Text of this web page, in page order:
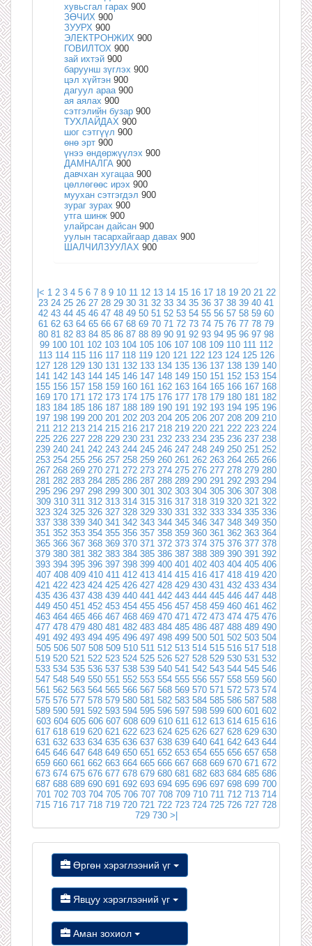
хувьсгал гарах 900
ЗӨЧИХ 900
ЗУУРХ 900
ЭЛЕКТРОНЖИХ 900
ГОВИЛТОХ 900
зай ихтэй 900
баруунш зүглэх 900
цэл хүйтэн 900
дагуул араа 900
ая аялах 900
сэтгэлийн бузар 900
ТУХЛАЙДАХ 900
шог сэтгүүл 900
өнө эрт 900
үнээ өндөржүүлэх 900
ДАМНАЛГА 900
давчхан хугацаа 900
цөллөгөөс ирэх 900
муухан сэтгэгдэл 900
зураг зурах 900
утга шинж 900
улайрсан дайсан 900
уулын тасархайгаар давах 900
ШАЛЧИЛЗУУЛАХ 900
|< 1 2 3 4 5 6 7 8 9 10 11 12 13 14 15 16 17 18 19 20 21 22
23 24 25 26 27 28 29 30 31 32 33 34 35 36 37 38 39 40 41
42 43 44 45 46 47 48 49 50 51 52 53 54 55 56 57 58 59 60
61 62 63 64 65 66 67 68 69 70 71 72 73 74 75 76 77 78 79
80 81 82 83 84 85 86 87 88 89 90 91 92 93 94 95 96 97 98
99 100 101 102 103 104 105 106 107 108 109 110 111 112
113 114 115 116 117 118 119 120 121 122 123 124 125 126
127 128 129 130 131 132 133 134 135 136 137 138 139 140
141 142 143 144 145 146 147 148 149 150 151 152 153 154
155 156 157 158 159 160 161 162 163 164 165 166 167 168
169 170 171 172 173 174 175 176 177 178 179 180 181 182
183 184 185 186 187 188 189 190 191 192 193 194 195 196
197 198 199 200 201 202 203 204 205 206 207 208 209 210
211 212 213 214 215 216 217 218 219 220 221 222 223 224
225 226 227 228 229 230 231 232 233 234 235 236 237 238
239 240 241 242 243 244 245 246 247 248 249 250 251 252
253 254 255 256 257 258 259 260 261 262 263 264 265 266
267 268 269 270 271 272 273 274 275 276 277 278 279 280
281 282 283 284 285 286 287 288 289 290 291 292 293 294
295 296 297 298 299 300 301 302 303 304 305 306 307 308
309 310 311 312 313 314 315 316 317 318 319 320 321 322
323 324 325 326 327 328 329 330 331 332 333 334 335 336
337 338 339 340 341 342 343 344 345 346 347 348 349 350
351 352 353 354 355 356 357 358 359 360 361 362 363 364
365 366 367 368 369 370 371 372 373 374 375 376 377 378
379 380 381 382 383 384 385 386 387 388 389 390 391 392
393 394 395 396 397 398 399 400 401 402 403 404 405 406
407 408 409 410 411 412 413 414 415 416 417 418 419 420
421 422 423 424 425 426 427 428 429 430 431 432 433 434
435 436 437 438 439 440 441 442 443 444 445 446 447 448
449 450 451 452 453 454 455 456 457 458 459 460 461 462
463 464 465 466 467 468 469 470 471 472 473 474 475 476
477 478 479 480 481 482 483 484 485 486 487 488 489 490
491 492 493 494 495 496 497 498 499 500 501 502 503 504
505 506 507 508 509 510 511 512 513 514 515 516 517 518
519 520 521 522 523 524 525 526 527 528 529 530 531 532
533 534 535 536 537 538 539 540 541 542 543 544 545 546
547 548 549 550 551 552 553 554 555 556 557 558 559 560
561 562 563 564 565 566 567 568 569 570 571 572 573 574
575 576 577 578 579 580 581 582 583 584 585 586 587 588
589 590 591 592 593 594 595 596 597 598 599 600 601 602
603 604 605 606 607 608 609 610 611 612 613 614 615 616
617 618 619 620 621 622 623 624 625 626 627 628 629 630
631 632 633 634 635 636 637 638 639 640 641 642 643 644
645 646 647 648 649 650 651 652 653 654 655 656 657 658
659 660 661 662 663 664 665 666 667 668 669 670 671 672
673 674 675 676 677 678 679 680 681 682 683 684 685 686
687 688 689 690 691 692 693 694 695 696 697 698 699 700
701 702 703 704 705 706 707 708 709 710 711 712 713 714
715 716 717 718 719 720 721 722 723 724 725 726 727 728
729 730 >|
Өргөн хэрэглээний үг
Явцуу хэрэглээний үг
Аман зохиол